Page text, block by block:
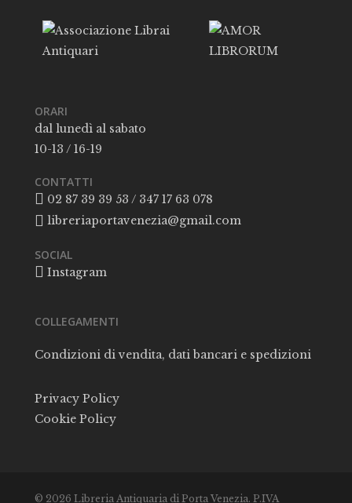
ORARI
dal lunedì al sabato
10-13 / 16-19
CONTATTI
02 87 39 39 53 / 347 17 63 078
libreriaportavenezia@gmail.com
SOCIAL
Instagram
COLLEGAMENTI
Condizioni di vendita, dati bancari e spedizioni
Privacy Policy
Cookie Policy
© 2026 Libreria Antiquaria di Porta Venezia. P.IVA